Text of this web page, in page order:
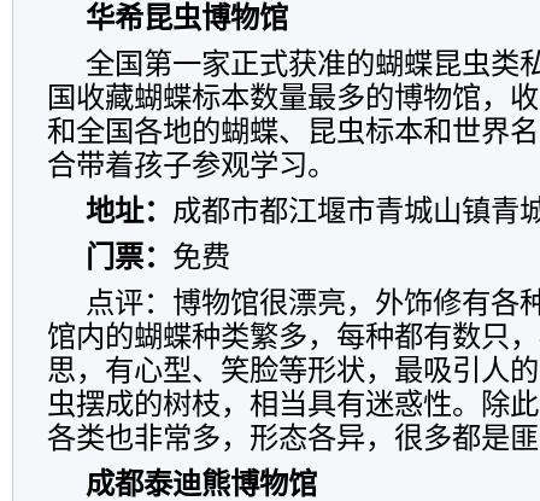
华希昆虫博物馆
全国第一家正式获准的蝴蝶昆虫类
国收藏蝴蝶标本数量最多的博物馆，
和全国各地的蝴蝶、昆虫标本和世界
合带着孩子参观学习。
地址： 成都市都江堰市青城山镇青
门票： 免费
点评：博物馆很漂亮，外饰修有各
馆内的蝴蝶种类繁多，每种都有数只
思，有心型、笑脸等形状，最吸引人
虫摆成的树枝，相当具有迷惑性。除
各类也非常多，形态各异，很多都是
成都泰迪熊博物馆